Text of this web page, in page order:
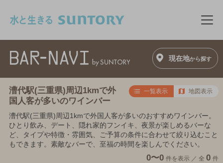
メ
現在地から探す
漕代駅(三重県)周辺1kmで外
国人客が多いのワインバー
一覧表示 地図表示
漕代駅(三重県)周辺1kmで外国人客が多いのおすすめワインバー。
ひとり飲み、デート、隠れ家的フンイキ、夜景が楽しめるバーな
ど、タイプや特徴・雰囲気、ご予算の条件に合わせて絞り込むこと
もできます。素敵なバーで、至福の時間を楽しんでください。
0〜0 件を表示 ／ 全 0 件